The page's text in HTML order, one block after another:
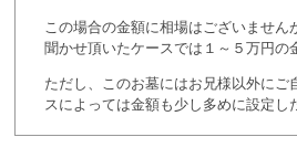
この場合の金額に相場はございません
聞かせ頂いたケースでは１～５万円の
ただし、このお墓にはお兄様以外にご
スによっては金額も少し多めに設定し